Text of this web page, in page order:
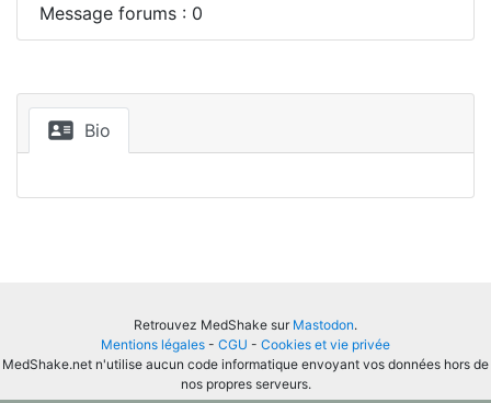
Message forums : 0
Bio
Retrouvez MedShake sur Mastodon.
Mentions légales - CGU - Cookies et vie privée
MedShake.net n'utilise aucun code informatique envoyant vos données hors de
nos propres serveurs.